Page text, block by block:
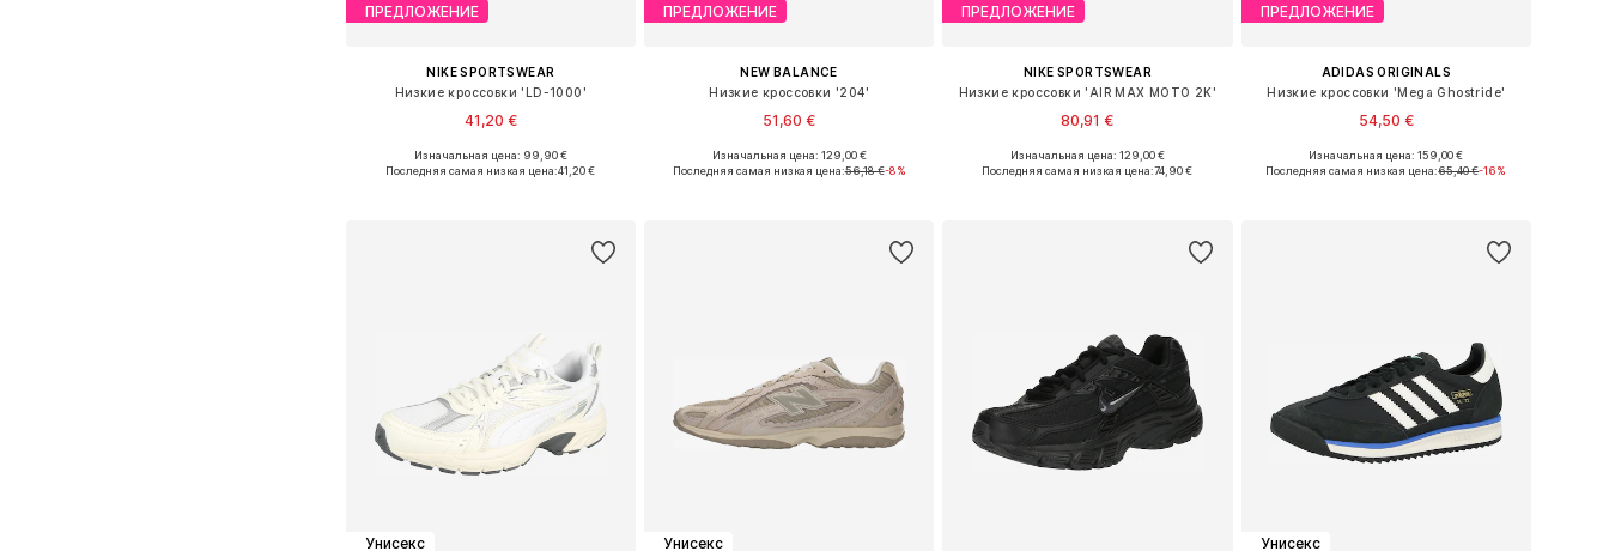
ПРЕДЛОЖЕНИЕ
NIKE SPORTSWEAR
Низкие кроссовки 'LD-1000'
41,20 €
+2
Доступно множество размеров
Изначальная цена: 99,90 €
Последняя самая низкая цена:41,20 €
ПРЕДЛОЖЕНИЕ
NEW BALANCE
Низкие кроссовки '204'
51,60 €
Доступно множество размеров
Изначальная цена: 129,00 €
Последняя самая низкая цена:56,18 €-8%
ПРЕДЛОЖЕНИЕ
NIKE SPORTSWEAR
Низкие кроссовки 'AIR MAX MOTO 2K'
80,91 €
+8
Доступно множество размеров
Изначальная цена: 129,00 €
Последняя самая низкая цена:74,90 €
ПРЕДЛОЖЕНИЕ
ADIDAS ORIGINALS
Низкие кроссовки 'Mega Ghostride'
54,50 €
+1
Доступно множество размеров
Изначальная цена: 159,00 €
Последняя самая низкая цена:65,40 €-16%
Унисекс Унисекс Унисекс